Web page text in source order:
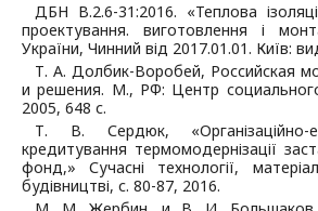
ДБН В.2.6-31:2016. «Теплова
проектування. виготовлення і
України, Чинний від 2017.01.01. Київ:
Т. А. Долбик-Воробей, Российская
и решения. М., РФ: Центр
2005, 648 с.
Т. В. Сердюк, «Організаційно-
кредитування термомодернізації
фонд,» Сучасні технології,
будівництві, с. 80-87, 2016.